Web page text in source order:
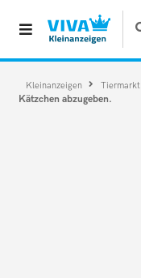
Kleinanzeigen Tiermarkt
Kätzchen abzugeben.